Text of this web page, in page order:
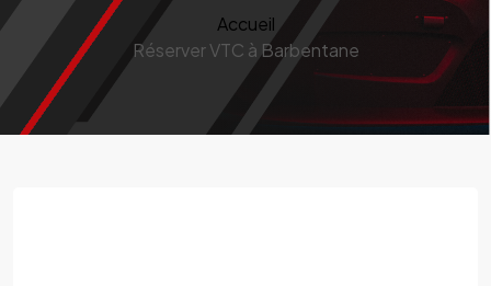
Accueil
Réserver VTC à Barbentane